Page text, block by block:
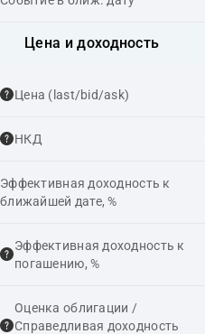
Цена и доходность
Цена (last/bid/ask)
НКД
Эффективная доходность к
ближайшей дате, %
Эффективная доходность к
погашению, %
Оценка облигации /
Справедливая доходность